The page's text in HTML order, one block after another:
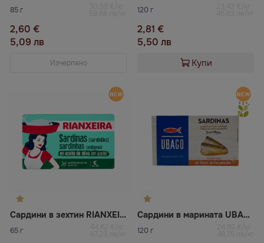
85 г 30,59 €/кг
59,88 лв/кг
2,60 €
5,09 лв
Изчерпано
120 г 23,42 €/кг
45,83 лв/кг
2,81 €
5,50 лв
Купи
Сардини в зехтин RIANXEIRA
65 г 44,62 €/кг
87,23 лв/кг
Сардини в марината UBAGO
120 г 24,92 €/кг
48,75 лв/кг